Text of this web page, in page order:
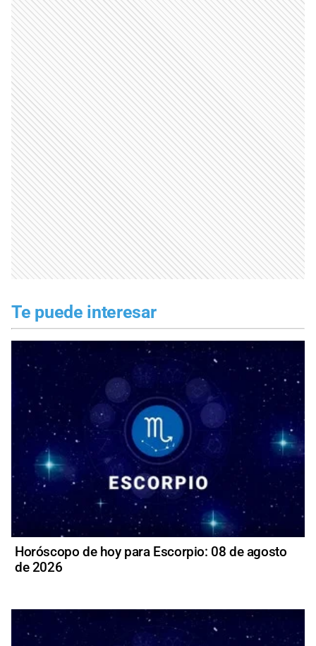
Te puede interesar
Horóscopo de hoy para Escorpio: 08 de agosto
de 2026